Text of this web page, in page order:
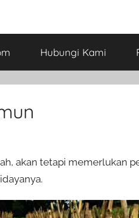
Hubungi Kami
akan tetapi memerlukan